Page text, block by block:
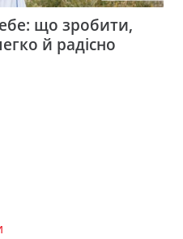
що зробити,
й радісно